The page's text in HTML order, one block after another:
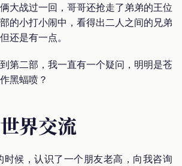
大战过一回，哥哥还抢走了弟弟的王位
的小打小闹中，看得出二人之间的兄弟
还是有一点。
第二部，我一直有一个疑问，明明是苍
黑蝠喷？
界交流
时候，认识了一个朋友老高，向我咨询